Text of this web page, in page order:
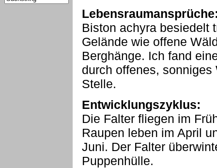
Biston achyra besiedelt
Gelände wie offene
Berghänge. Ich fand
durch offenes,
Stelle.
Entwicklungszyklus:
Die Falter fliegen im
Raupen leben im April
Juni. Der Falter
Puppenhülle.